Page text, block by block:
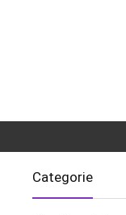
Categorie